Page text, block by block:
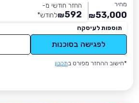
מחיר
53,000
₪
החזר חודשי מ-
592
₪לחודש*
תוספות לעיסקה
לפגישה בסוכנות
*חישוב ההחזר מפורט בתקנון